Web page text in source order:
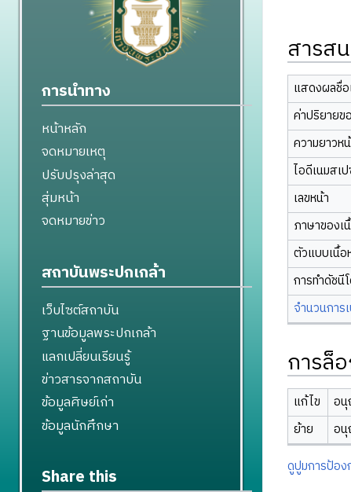
สารส
แสดงผลชื่อ
ค่าปริยายข
ความยาวห
ไอดีเนมสเ
เลขหน้า
ภาษาของเ
ตัวแบบเนื้อ
การทำดัชนี
จำนวนการ
การล็
แก้ไข
อนุ
ย้าย
อนุ
ดูปูมการป้อ
การนำทาง
หน้าหลัก
จดหมายเหตุ
ปรับปรุงล่าสุด
สุ่มหน้า
จดหมายข่าว
สถาบันพระปกเกล้า
เว็บไซต์สถาบัน
ฐานข้อมูลพระปกเกล้า
แลกเปลี่ยนเรียนรู้
ข่าวสารจากสถาบัน
ข้อมูลศิษย์เก่า
ข้อมูลนักศึกษา
Share this